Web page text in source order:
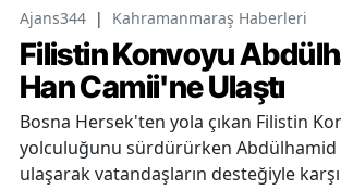
Ajans344 | Kahramanmaraş Haberleri
Filistin Konvoyu
Han Camii'ne Ulaştı
Bosna Hersek'ten yola çıkan Filistin
yolculuğunu sürdürürken Abdülhamid
ulaşarak vatandaşların desteğiyle